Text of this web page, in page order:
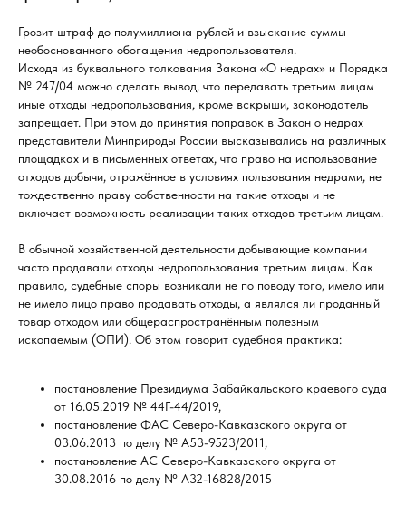
Грозит штраф до полумиллиона рублей и взыскание суммы
необоснованного обогащения недропользователя.
Исходя из буквального толкования Закона «О недрах» и Порядка
№ 247/04 можно сделать вывод, что передавать третьим лицам
иные отходы недропользования, кроме вскрыши, законодатель
запрещает. При этом до принятия поправок в Закон о недрах
представители Минприроды России высказывались на различных
площадках и в письменных ответах, что право на использование
отходов добычи, отражённое в условиях пользования недрами, не
тождественно праву собственности на такие отходы и не
включает возможность реализации таких отходов третьим лицам.
В обычной хозяйственной деятельности добывающие компании
часто продавали отходы недропользования третьим лицам. Как
правило, судебные споры возникали не по поводу того, имело или
не имело лицо право продавать отходы, а являлся ли проданный
товар отходом или общераспространённым полезным
ископаемым (ОПИ). Об этом говорит судебная практика:
постановление Президиума Забайкальского краевого суда
от 16.05.2019 № 44Г-44/2019,
постановление ФАС Северо-Кавказского округа от
03.06.2013 по делу № А53-9523/2011,
постановление АС Северо-Кавказского округа от
30.08.2016 по делу № А32-16828/2015